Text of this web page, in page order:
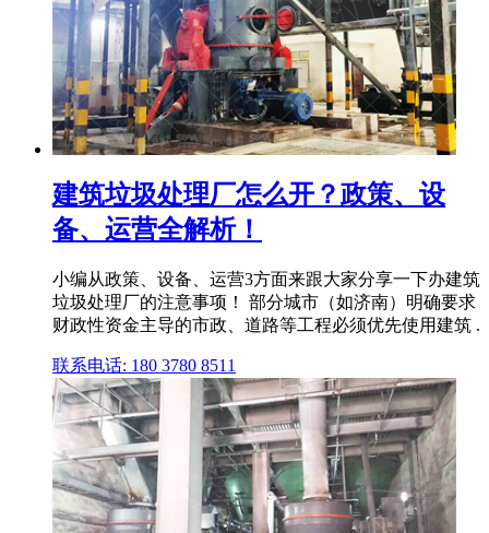
建筑垃圾处理厂怎么开？政策、设
备、运营全解析！
小编从政策、设备、运营3方面来跟大家分享一下办建筑
垃圾处理厂的注意事项！ 部分城市（如济南）明确要求
财政性资金主导的市政、道路等工程必须优先使用建筑 .
联系电话: 180 3780 8511